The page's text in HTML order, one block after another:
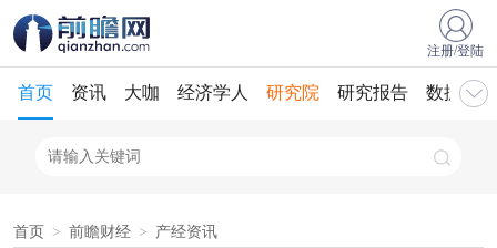
注册/登陆
首页 资讯 大咖 经济学人 研究院 研究报告 数据库
首页 > 前瞻财经 > 产经资讯